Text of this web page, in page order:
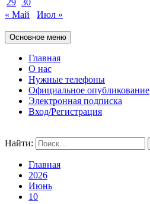
« Май
Июл »
Основное меню
Главная
О нас
Нужные телефоны
Официальное опубликование
Электронная подписка
Вход/Регистрация
Найти:
Главная
2026
Июнь
10